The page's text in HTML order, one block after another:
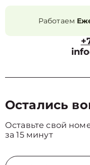
Работаем
Остались
Оставьте свой
за 15 минут